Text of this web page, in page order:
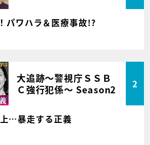
ワハラ＆医療事故!?
大追跡～警視庁ＳＳＢ
Ｃ強行犯係～ Season2
2
…暴走する正義